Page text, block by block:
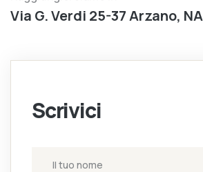
Via G. Verdi 25-37 Arzano, NA
Scrivici